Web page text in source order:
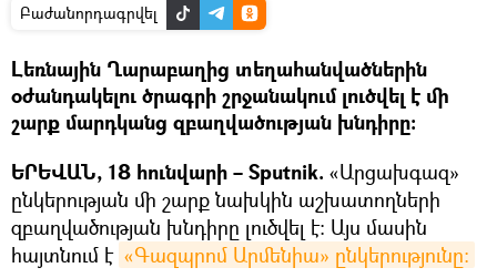
Բաժանորդագրվել
Լեռնային Ղարաբաղից տեղահանվածներին
օժանդակելու ծրագրի շրջանակում լուծվել է մի
շարք մարդկանց զբաղվածության խնդիրը։
ԵՐԵՎԱՆ, 18 հունվարի – Sputnik. «Արցախգազ»
ընկերության մի շարք նախկին աշխատողների
զբաղվածության խնդիրը լուծվել է։ Այս մասին
հայտնում է «Գազպրոմ Արմենիա» ընկերությունը։